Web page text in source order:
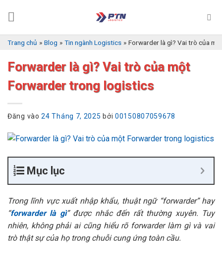
dungTrang chủ » Blog » Tin ngành Logistics » Forwarder là gì? Vai trò của
Forwarder là gì? Vai trò của một
Forwarder trong logistics
Đăng vào24 Tháng 7, 2025 bởi00150807059678
Mục lục
Trong lĩnh vực xuất nhập khẩu, thuật ngữ “forwarder” hay
“forwarder là gì” được nhắc đến rất thường xuyên. Tuy
nhiên, không phải ai cũng hiểu rõ forwarder làm gì và vai
trò thật sự của họ trong chuỗi cung ứng toàn cầu.